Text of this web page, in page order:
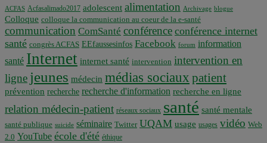
ACFAS Acfasalimado2017 adolescent alimentation Archivage blogue
Colloque colloque la communication au coeur de la e-santé
communication ComSanté conférence conférence internet
santé congrès ACFAS EEfaussesinfos Facebook forum information
santé Internet internet santé intervention intervention en
ligne jeunes médecin médias sociaux patient
prévention recherche recherche d'information recherche en ligne
relation médecin-patient réseaux sociaux santé santé mentale
santé publique suicide séminaire Twitter UQAM usage usages vidéo Web
2.0 YouTube école d'été éthique